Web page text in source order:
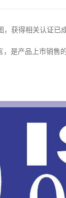
获得相关认证已
是产品上市销售